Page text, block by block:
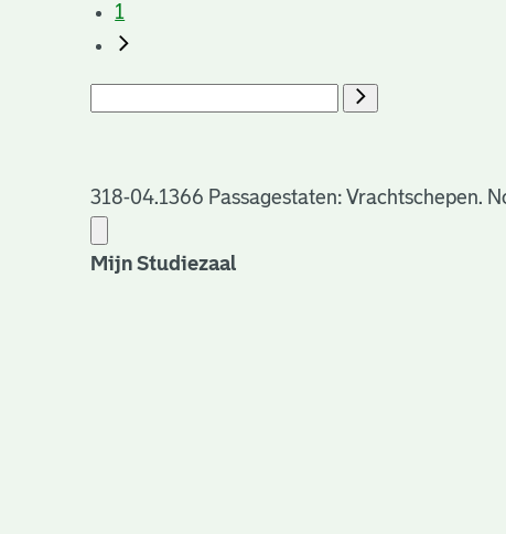
1
318-04.1366 Passagestaten: Vrachtschepen.
Mijn Studiezaal